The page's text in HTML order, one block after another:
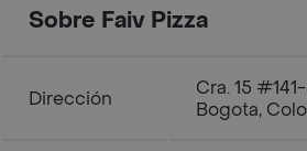
Sobre Faiv Pizza
Dirección
Cra. 15
Bogota,